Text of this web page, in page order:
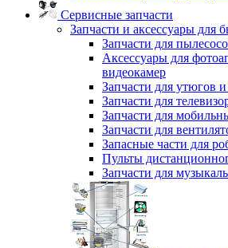
Сервисные запчасти
Запчасти и аксессуары для
Запчасти для
Аксессуары для
видеокамер
Запчасти для утюгов
Запчасти для
Запчасти для
Запчасти для
Запасные части для
Пульты
Запчасти для